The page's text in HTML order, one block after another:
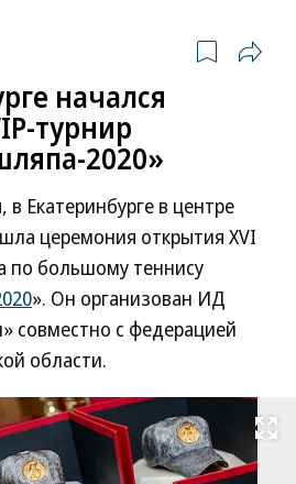
начался
турнир
2020»
в Екатеринбурге в центре
церемония открытия XVI
по большому теннису
». Он организован ИД
совместно с федерацией
области.
Развернуть